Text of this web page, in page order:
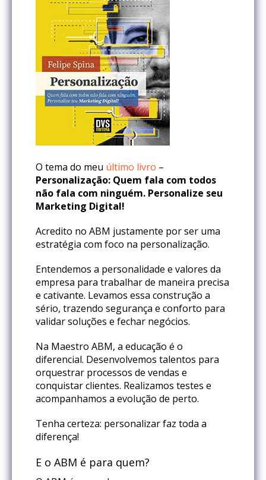
O tema do meu último livro –
Personalização: Quem fala com todos
não fala com ninguém. Personalize seu
Marketing Digital!
Acredito no ABM justamente por ser uma
estratégia com foco na personalização.
Entendemos a personalidade e valores da
empresa para trabalhar de maneira precisa
e cativante. Levamos essa construção a
sério, trazendo segurança e conforto para
validar soluções e fechar negócios.
Na Maestro ABM, a educação é o
diferencial. Desenvolvemos talentos para
orquestrar processos de vendas e
conquistar clientes. Realizamos testes e
acompanhamos a evolução de perto.
Tenha certeza: personalizar faz toda a
diferença!
E o ABM é para quem?